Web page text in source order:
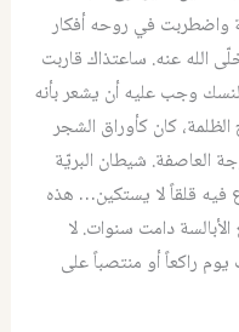
واضطربت في روحه أفكار
الله عنه. ساعتذاك قاربت
وجب عليه أن يشعر بأنه
كان كأوراق الشجر
العاصفة. شيطان البريّة
فيه قلقاً لا يستكين… هذه
دامت سنوات.لا
راكعاً أو منتصباً على